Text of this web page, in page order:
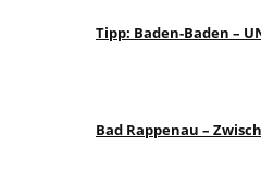
Tipp: Baden-Baden –
Bad Rappenau –